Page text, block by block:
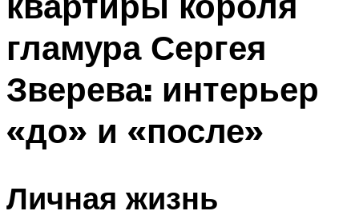
гламура Сергея
Зверева: интерьер
«до» и «после»
Личная жизнь